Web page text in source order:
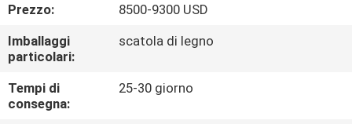
CONTROLLO
DELLA
QUALITÀ
Prezzo:
8500-9300 USD
Imballaggi
particolari:
scatola di legno
Tempi di
consegna:
25-30 giorno